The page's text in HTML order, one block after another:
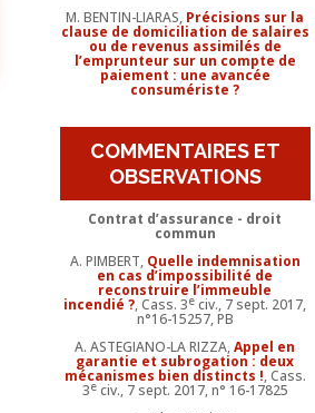
M. BENTIN-LIARAS, Précisions sur la
clause de domiciliation de salaires
ou de revenus assimilés de
l’emprunteur sur un compte de
paiement : une avancée
consumériste ?
COMMENTAIRES ET
OBSERVATIONS
Contrat d’assurance - droit
commun
A. PIMBERT, Quelle indemnisation
en cas d’impossibilité de
reconstruire l’immeuble
incendié ?, Cass. 3eciv., 7 sept. 2017,
n°16-15257, PB
A. ASTEGIANO-LA RIZZA,Appel en
garantie et subrogation : deux
mécanismes bien distincts !, Cass.
3eciv., 7 sept. 2017, n° 16-17825